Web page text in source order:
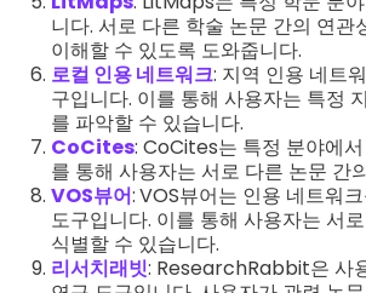
니다. 서로 다른 학술 논문 간의 연
이해할 수 있도록 도와줍니다.
로컬 인용 네트워크: 지역 인용 네트
구입니다. 이를 통해 사용자는 특정
를 파악할 수 있습니다.
CoCites: CoCites는 특정 분야에
를 통해 사용자는 서로 다른 논문 간
VOS뷰어:VOS뷰어는 인용 네트워
도구입니다. 이를 통해 사용자는 서
식별할 수 있습니다.
리서치래빗: ResearchRabbit은 사